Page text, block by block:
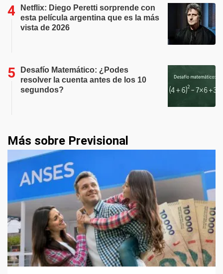
Netflix: Diego Peretti sorprende con
esta película argentina que es la más
vista de 2026
Desafío Matemático: ¿Podes
resolver la cuenta antes de los 10
segundos?
Más sobre Previsional